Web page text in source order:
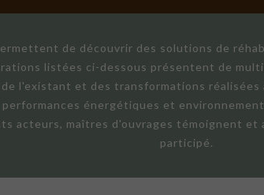
de découvrir des solutions de
listées ci-dessous présentent de
l'existant et des transformations réalisées
énergétiques et
acteurs, maîtres d'ouvrages témoignent
participé.